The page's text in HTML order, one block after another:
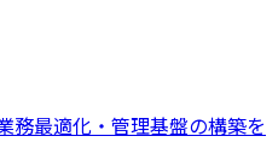
務最適化・管理基盤の構築を